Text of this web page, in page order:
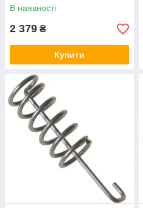
17307710
В наявності
2 379 ₴
Купити